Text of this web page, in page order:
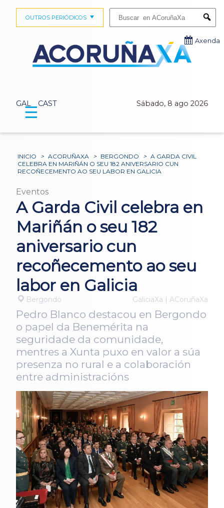
GAL CAST Sábado, 8 ago 2026
OUTROS PERIÓDICOS
Axenda
☰
INICIO > ACORUÑAXA > BERGONDO > A GARDA CIVIL
CELEBRA EN MARIÑÁN O SEU 182 ANIVERSARIO CUN
RECOÑECEMENTO AO SEU LABOR EN GALICIA
Eventos
A Garda Civil celebra en
Mariñán o seu 182
aniversario cun
recoñecemento ao seu
labor en Galicia
Bergondo GaliciaXa | ACoruñaXa
Pedro Blanco destacou en Bergondo
o papel da Benemérita na
seguridade da comunidade,
mentres a Xunta puxo en valor a súa
presenza no rural e a colaboración
entre administracións